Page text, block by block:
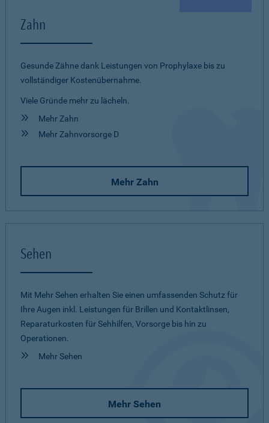
Zahn
Gesunde Zähne dank Leistungen von Prophylaxe bis zu
vollständiger Kostenübernahme.
Viele Gründe mehr zu lächeln.
Mehr Zahn
Mehr Zahnvorsorge D
Mehr Zahn
Sehen
Mit Mehr Sehen erhalten Sie einen umfassenden Schutz für
Ihre Augen inkl. Leistungen für Brillen und Kontaktlinsen,
Reparaturkosten für Sehhilfen, Vorsorge bis hin zu
Operationen.
Mehr Sehen
Mehr Sehen